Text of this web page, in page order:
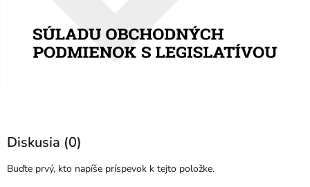
Diskusia (0)
Buďte prvý, kto napíše príspevok k tejto položke.